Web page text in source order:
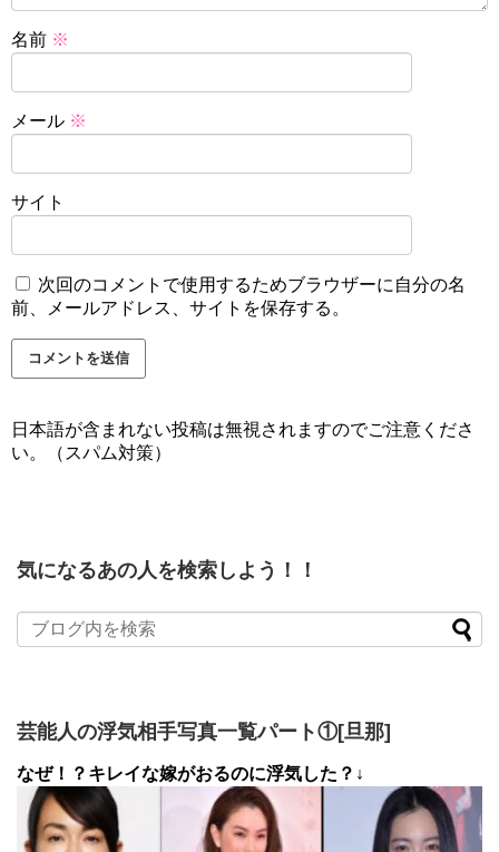
名前 ※
メール ※
サイト
次回のコメントで使用するためブラウザーに自分の名
前、メールアドレス、サイトを保存する。
日本語が含まれない投稿は無視されますのでご注意くださ
い。（スパム対策）
気になるあの人を検索しよう！！
芸能人の浮気相手写真一覧パート①[旦那]
なぜ！？キレイな嫁がおるのに浮気した？↓